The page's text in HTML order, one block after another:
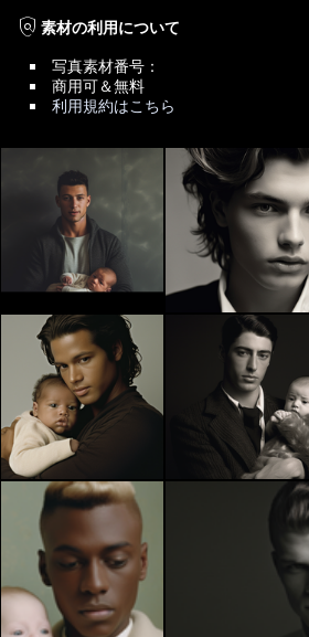
policy素材の利用について
写真素材番号：
商用可＆無料
利用規約はこちら